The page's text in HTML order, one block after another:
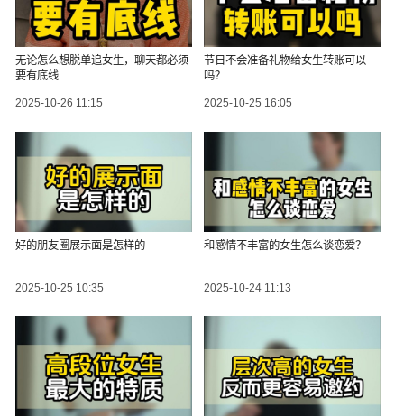
无论怎么想脱单追女生，聊天都必须
要有底线
2025-10-26 11:15
节日不会准备礼物给女生转账可以
吗？
2025-10-25 16:05
好的朋友圈展示面是怎样的
2025-10-25 10:35
和感情不丰富的女生怎么谈恋爱？
2025-10-24 11:13